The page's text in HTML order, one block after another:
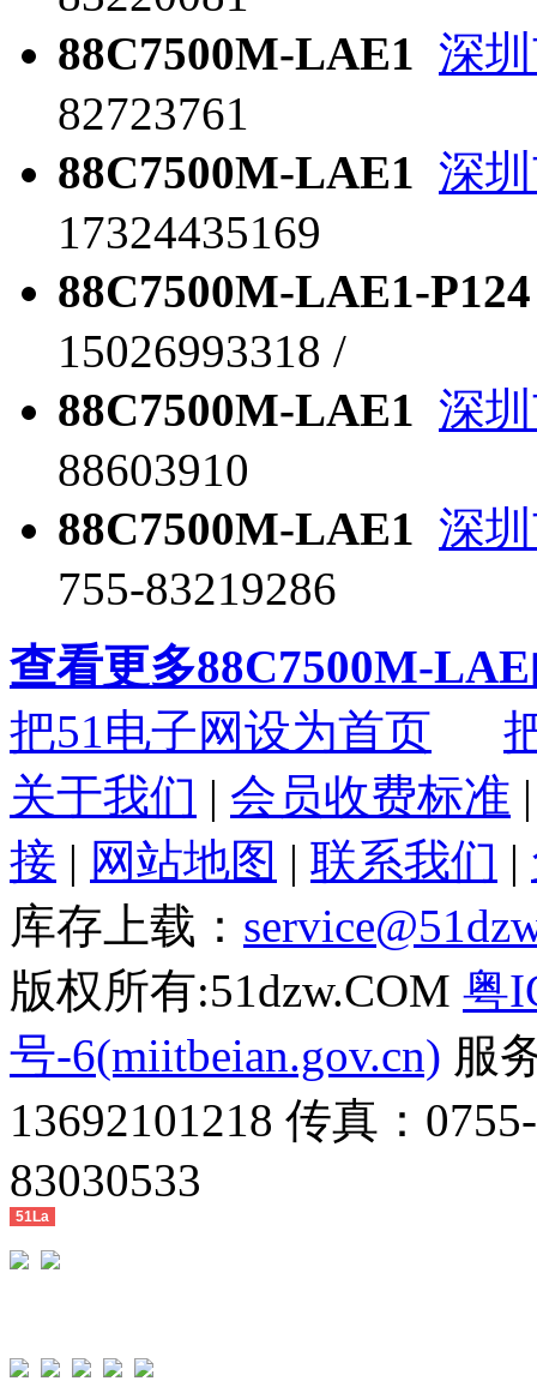
88C7500M-LAE1 深
82723761
88C7500M-LAE1 深
17324435169
88C7500M-LAE1-P124
15026993318 /
88C7500M-LAE1 深
88603910
88C7500M-LAE1 深
755-83219286
查看更多88C7500M-
把51电子网设为首页
关于我们 | 会员收费标准
接 | 网站地图 | 联系我们 |
库存上载：
版权所有:51dzw.COM 粤
号-6(miitbeian.gov.cn) 服
13692101218 传真：
83030533
51La